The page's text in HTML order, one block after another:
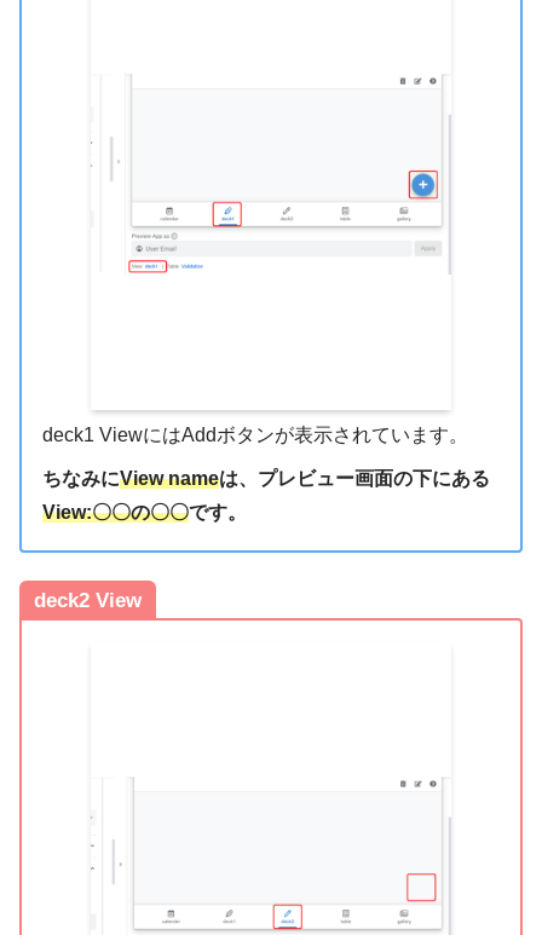
deck1 ViewにはAddボタンが表示されています。
ちなみにView nameは、プレビュー画面の下にある
View:〇〇の〇〇です。
deck2 View